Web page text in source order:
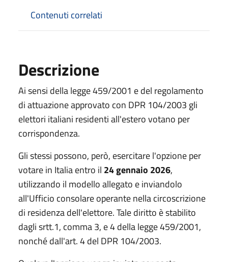
Contenuti correlati
Descrizione
Ai sensi della legge 459/2001 e del regolamento
di attuazione approvato con DPR 104/2003 gli
elettori italiani residenti all'estero votano per
corrispondenza.
Gli stessi possono, però, esercitare l'opzione per
votare in Italia entro il 24 gennaio 2026,
utilizzando il modello allegato e inviandolo
all'Ufficio consolare operante nella circoscrizione
di residenza dell'elettore. Tale diritto è stabilito
dagli srtt.1, comma 3, e 4 della legge 459/2001,
nonché dall'art. 4 del DPR 104/2003.